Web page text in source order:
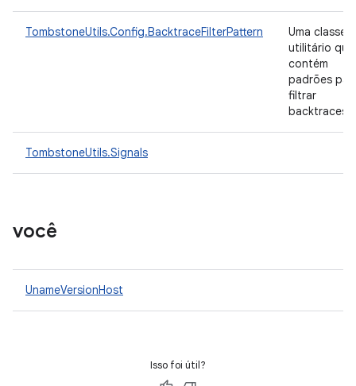
TombstoneUtils.Config.BacktraceFilterPattern
Uma classe
utilitário que
contém
padrões
filtrar
backtraces.
TombstoneUtils.Signals
você
UnameVersionHost
Isso foi útil?